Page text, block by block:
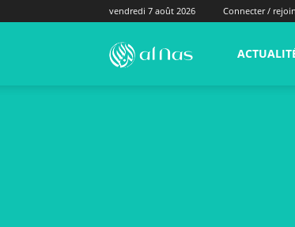
vendredi 7 août 2026 Connecter /
alNas.fr